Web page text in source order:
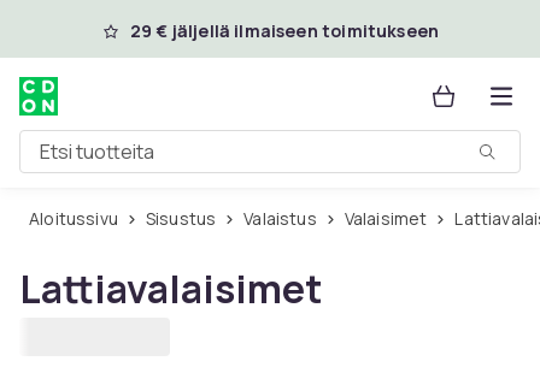
Ohita ja siirry pääsisältöön
29 € jäljellä ilmaiseen toimitukseen
Etsi tuotteita
Aloitussivu Sisustus Valaistus Valaisimet
Lattiavalaisimet